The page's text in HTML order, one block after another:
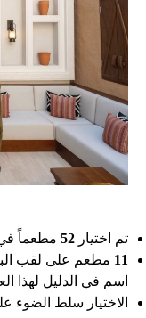
تم اختيار 52 مطعماً في
11 مطعم على لقب
اسم في الدليل لهذا
الاختيار سلط الضوء